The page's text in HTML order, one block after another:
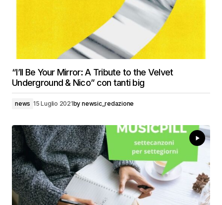
“I’ll Be Your Mirror: A Tribute to the Velvet
Underground & Nico” con tanti big
news 15 Luglio 2021by newsic_redazione